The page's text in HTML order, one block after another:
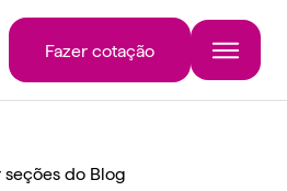
Fazer cotação
seções do Blog